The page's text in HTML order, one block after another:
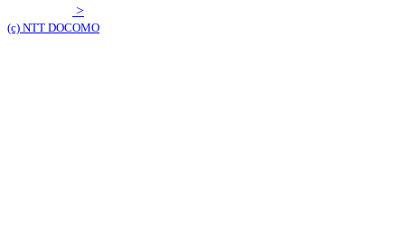
>
(c) NTT DOCOMO